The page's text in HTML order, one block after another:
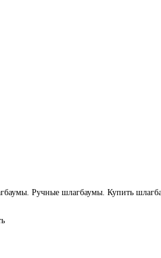
Ручные шлагбаумы. Купить